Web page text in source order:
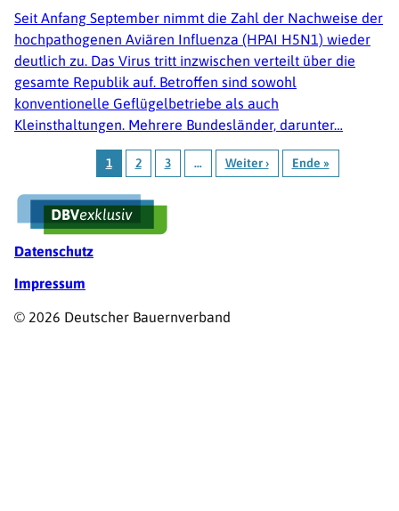
Seit Anfang September nimmt die Zahl der Nachweise der
hochpathogenen Aviären Influenza (HPAI H5N1) wieder
deutlich zu. Das Virus tritt inzwischen verteilt über die
gesamte Republik auf. Betroffen sind sowohl
konventionelle Geflügelbetriebe als auch
Kleinsthaltungen. Mehrere Bundesländer, darunter…
Seitennummerierung
Seite
1
Seite
2
Seite
3 …
Nächste
Weiter ›
Letzte
Ende »
Fußzeile
Datenschutz
Impressum
© 2026 Deutscher Bauernverband